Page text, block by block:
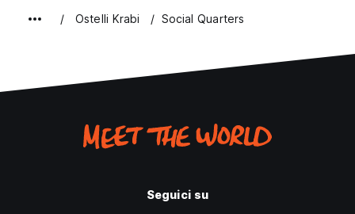
Ostelli Krabi Social Quarters
Seguici su